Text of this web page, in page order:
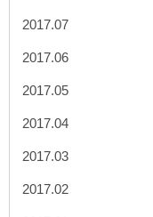
2017.07
2017.06
2017.05
2017.04
2017.03
2017.02